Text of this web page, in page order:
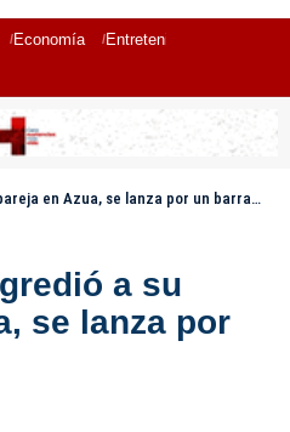
Economía Entretenimiento
en Azua, se lanza por un barranco
a su
se lanza por